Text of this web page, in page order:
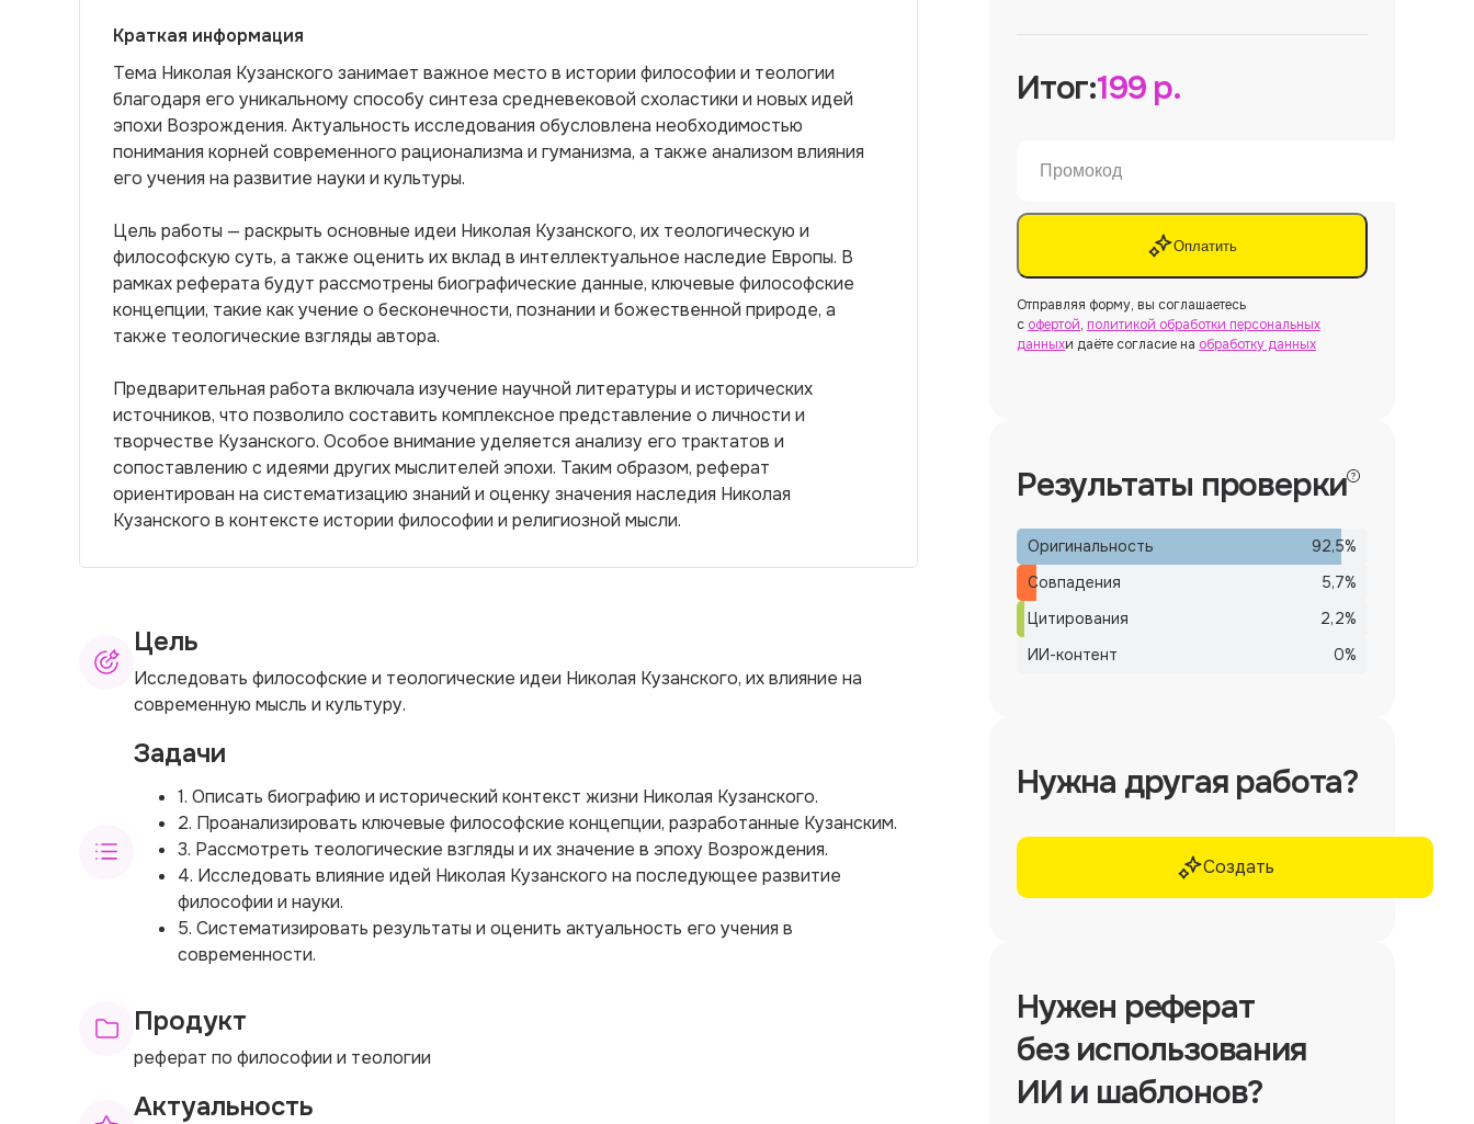
Краткая информация
Тема Николая Кузанского занимает важное место в истории философии и теологии
благодаря его уникальному способу синтеза средневековой схоластики и новых идей
эпохи Возрождения. Актуальность исследования обусловлена необходимостью
понимания корней современного рационализма и гуманизма, а также анализом влияния
его учения на развитие науки и культуры.
Цель работы — раскрыть основные идеи Николая Кузанского, их теологическую и
философскую суть, а также оценить их вклад в интеллектуальное наследие Европы. В
рамках реферата будут рассмотрены биографические данные, ключевые философские
концепции, такие как учение о бесконечности, познании и божественной природе, а
также теологические взгляды автора.
Предварительная работа включала изучение научной литературы и исторических
источников, что позволило составить комплексное представление о личности и
творчестве Кузанского. Особое внимание уделяется анализу его трактатов и
сопоставлению с идеями других мыслителей эпохи. Таким образом, реферат
ориентирован на систематизацию знаний и оценку значения наследия Николая
Кузанского в контексте истории философии и религиозной мысли.
Цель
Исследовать философские и теологические идеи Николая Кузанского, их влияние на
современную мысль и культуру.
Задачи
1. Описать биографию и исторический контекст жизни Николая Кузанского.
2. Проанализировать ключевые философские концепции, разработанные Кузанским.
3. Рассмотреть теологические взгляды и их значение в эпоху Возрождения.
4. Исследовать влияние идей Николая Кузанского на последующее развитие
философии и науки.
5. Систематизировать результаты и оценить актуальность его учения в
современности.
Продукт
реферат по философии и теологии
Актуальность
Итог:199р.
Оплатить
Отправляя форму, вы соглашаетесь
с офертой, политикой обработки персональных
данныхи даёте согласие на обработку данных
Результаты проверки
Оригинальность 92,5%
Совпадения
5,7%
Цитирования
2,2%
ИИ-контент
0%
Нужна другая работа?
Создать
Нужен реферат
без использования
ИИ и шаблонов?